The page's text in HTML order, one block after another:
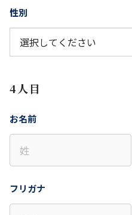
性別
4人目
お名前
フリガナ